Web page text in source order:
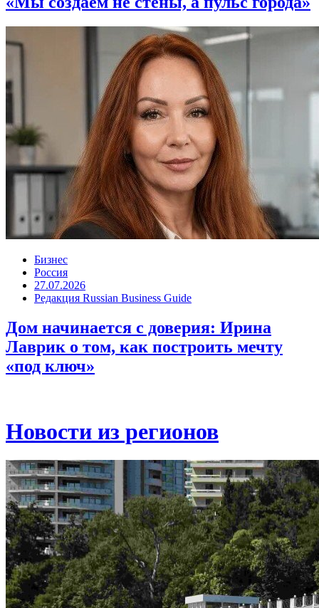
Бизнес
Россия
27.07.2026
Редакция Russian Business Guide
Дом начинается с доверия: Ирина
Лаврик о том, как построить мечту
«под ключ»
Новости из регионов